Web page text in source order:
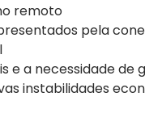
remoto
pela
e a necessidade de
instabilidades